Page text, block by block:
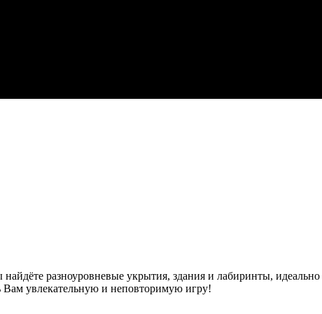
разноуровневые укрытия, здания и лабиринты,
увлекательную и неповторимую игру!